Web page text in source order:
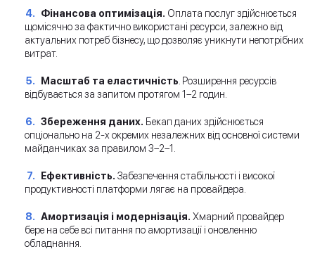
Фінансова оптимізація. Оплата послуг здійснюється
щомісячно за фактично використані ресурси, залежно від
актуальних потреб бізнесу, що дозволяє уникнути непотрібних
витрат.
Масштаб та еластичність. Розширення ресурсів
відбувається за запитом протягом 1–2 годин.
Збереження даних. Бекап даних здійснюється
опціонально на 2-х окремих незалежних від основної системи
майданчиках за правилом 3–2–1.
Ефективність. Забезпечення стабільності і високої
продуктивності платформи лягає на провайдера.
Амортизація і модернізація. Хмарний провайдер
бере на себе всі питання по амортизації і оновленню
обладнання.